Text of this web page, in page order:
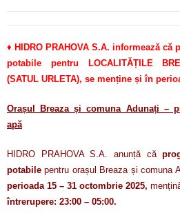
♦ HIDRO PRAHOVA S.A. informează
potabile pentru LOCALITĂȚILE
(SATUL URLETA), se menține și în
Orașul Breaza și comuna Adunați –
apă
HIDRO PRAHOVA S.A. anunță că
potabile pentru orașul Breaza și comuna
perioada 15 – 31 octombrie 2025,
întrerupere: 23:00 – 05:00.